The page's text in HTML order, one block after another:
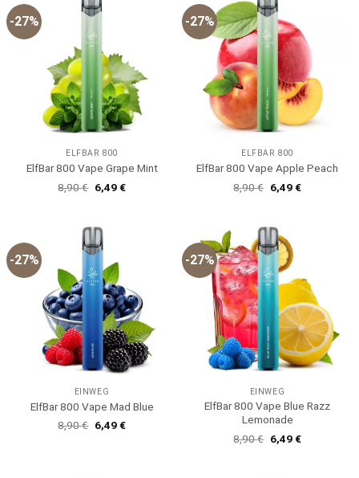
-27%
ELFBAR 800
ElfBar 800 Vape Grape Mint
8,90€ Ursprünglicher
Preis
6,49€Aktueller
-27%
ELFBAR 800
ElfBar 800 Vape Apple Peach
8,90€ Ursprünglicher
Preis
6,49€Aktueller
-27%
EINWEG
ElfBar 800 Vape Mad Blue
8,90€ Ursprünglicher
Preis
6,49€Aktueller
-27%
EINWEG
ElfBar 800 Vape Blue Razz
Lemonade
8,90€ Ursprünglicher
Preis
6,49€Aktueller